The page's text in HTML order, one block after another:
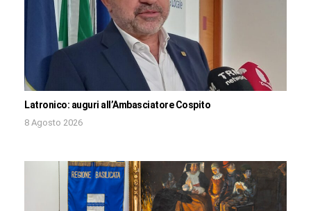
Latronico: auguri all’Ambasciatore Cospito
8 Agosto 2026